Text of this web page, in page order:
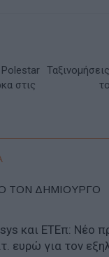
Polestar
στις
ΤΟΝ ΔΗΜΙΟΥΡΓΟ
και ΕΤΕπ: Νέο
ευρώ για τον